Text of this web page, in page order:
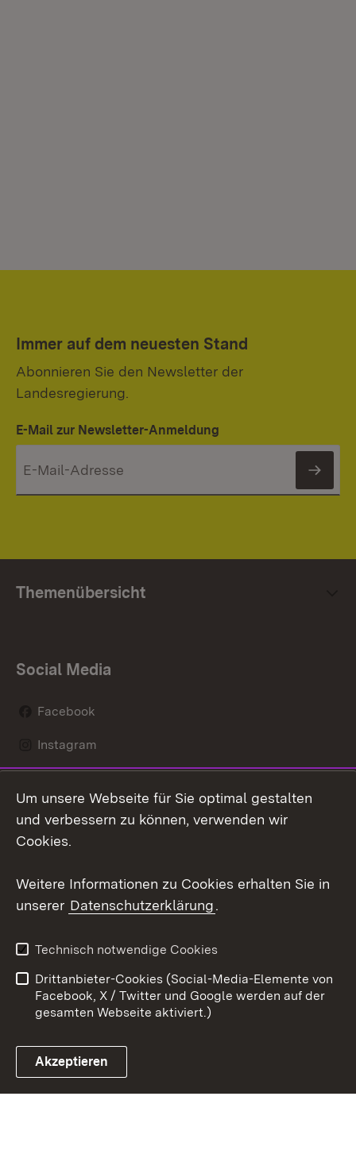
Immer auf dem neuesten Stand
Abonnieren Sie den Newsletter der
Landesregierung.
E-Mail zur Newsletter-Anmeldung
Themenübersicht
Social Media
Facebook
Instagram
Mastodon
Youtube
Link zum Landesportal
Kontakt
Datenschutz
Barrierefreiheit
Impressum Cookies
Um unsere Webseite für Sie optimal gestalten
und verbessern zu können, verwenden wir
Cookies.
Weitere Informationen zu Cookies erhalten Sie in
unserer Datenschutzerklärung.
Technisch notwendige Cookies
Drittanbieter-Cookies (Social-Media-Elemente von
Facebook, X / Twitter und Google werden auf der
gesamten Webseite aktiviert.)
Akzeptieren